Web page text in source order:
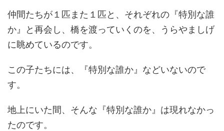
仲間たちが１匹また１匹と、それぞれの『特別な誰
か』と再会し、橋を渡っていくのを、うらやましげ
に眺めているのです。
この子たちには、『特別な誰か』などいないので
す。
地上にいた間、そんな『特別な誰か』は現れなかっ
たのです。